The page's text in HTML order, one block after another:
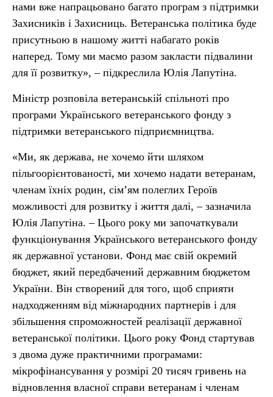
нами вже напрацьовано багато програм з підтримки
Захисників і Захисниць. Ветеранська політика буде
присутньою в нашому житті набагато років
наперед. Тому ми маємо разом закласти підвалини
для її розвитку», – підкреслила Юлія Лапутіна.
Міністр розповіла ветеранській спільноті про
програми Українського ветеранського фонду з
підтримки ветеранського підприємництва.
«Ми, як держава, не хочемо йти шляхом
пільгоорієнтованості, ми хочемо надати ветеранам,
членам їхніх родин, сім’ям полеглих Героїв
можливості для розвитку і життя далі, – зазначила
Юлія Лапутіна. – Цього року ми започаткували
функціонування Українського ветеранського фонду
як державної установи. Фонд має свій окремий
бюджет, який передбачений державним бюджетом
України. Він створений для того, щоб сприяти
надходженням від міжнародних партнерів і для
збільшення спроможностей реалізації державної
ветеранської політики. Цього року Фонд стартував
з двома дуже практичними програмами:
мікрофінансування у розмірі 20 тисяч гривень на
відновлення власної справи ветеранам і членам